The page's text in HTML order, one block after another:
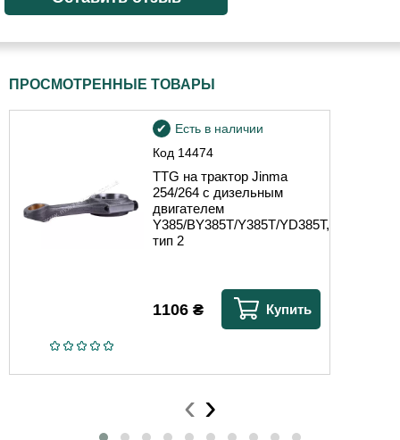
ПРОСМОТРЕННЫЕ ТОВАРЫ
Код 14474
Есть в наличии
TTG на трактор Jinma
254/264 с дизельным
двигателем
Y385/BY385T/Y385T/YD385T,
тип 2
1106 ₴ Купить
‹ ›